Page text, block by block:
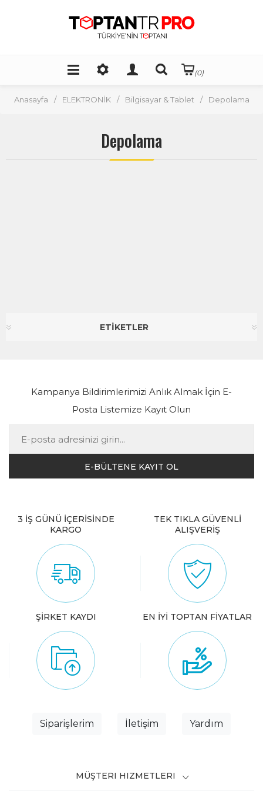
(0)
Anasayfa / ELEKTRONİK / Bilgisayar & Tablet / Depolama
Depolama
ETİKETLER
Kampanya Bildirimlerimizi Anlık Almak İçin E-
Posta Listemize Kayıt Olun
3 İŞ GÜNÜ İÇERİSİNDE
KARGO
TEK TIKLA GÜVENLİ
ALIŞVERİŞ
ŞİRKET KAYDI EN İYİ TOPTAN FİYATLAR
Siparişlerim İletişim Yardım
MÜŞTERI HIZMETLERI